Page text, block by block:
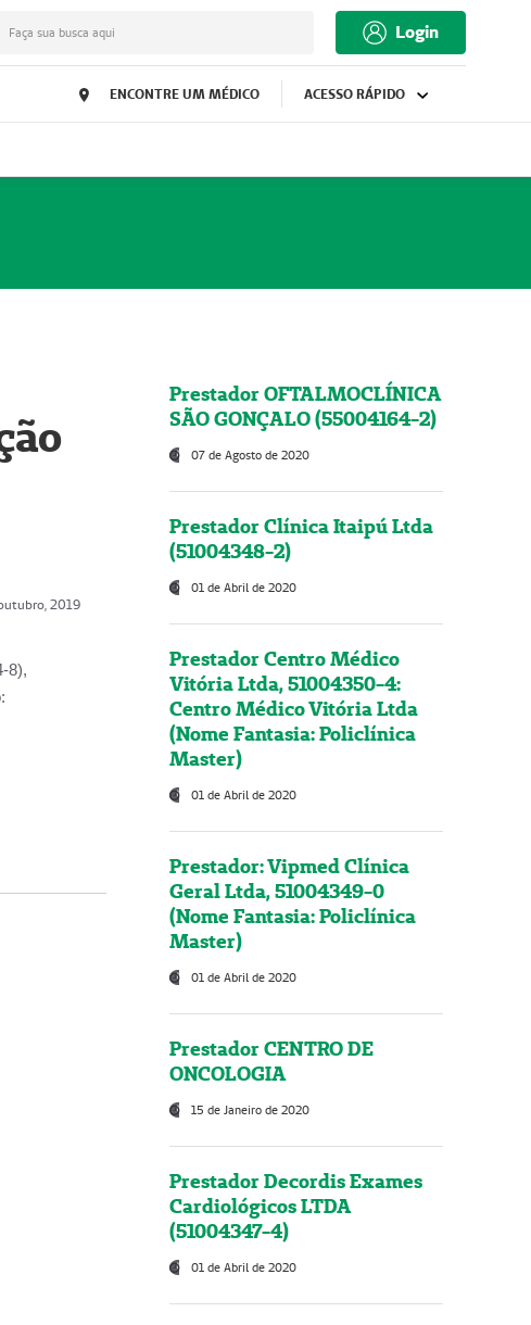
Faça sua busca aqui Login
ENCONTRE UM MÉDICO ACESSO RÁPIDO
2019
8),
Prestador OFTALMOCLÍNICA
SÃO GONÇALO (55004164-2)
07 de Agosto de 2020
Prestador Clínica Itaipú Ltda
(51004348-2)
01 de Abril de 2020
Prestador Centro Médico
Vitória Ltda, 51004350-4:
Centro Médico Vitória Ltda
(Nome Fantasia: Policlínica
Master)
01 de Abril de 2020
Prestador: Vipmed Clínica
Geral Ltda, 51004349-0
(Nome Fantasia: Policlínica
Master)
01 de Abril de 2020
Prestador CENTRO DE
ONCOLOGIA
15 de Janeiro de 2020
Prestador Decordis Exames
Cardiológicos LTDA
(51004347-4)
01 de Abril de 2020